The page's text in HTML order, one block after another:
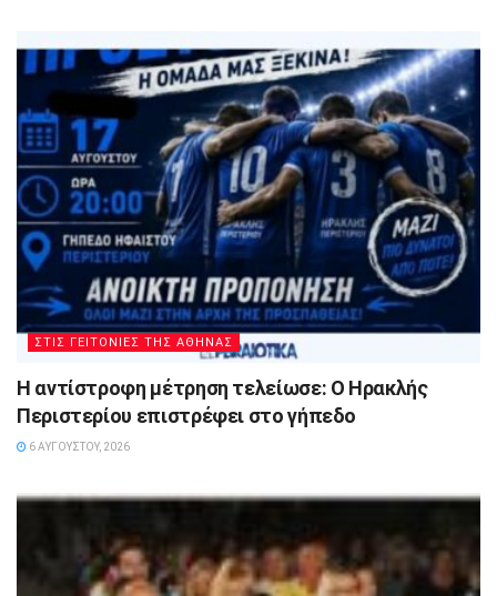
ΣΤΙΣ ΓΕΙΤΟΝΙΕΣ ΤΗΣ ΑΘΗΝΑΣ
Η αντίστροφη μέτρηση τελείωσε: Ο Ηρακλής
Περιστερίου επιστρέφει στο γήπεδο
6 ΑΥΓΟΎΣΤΟΥ, 2026